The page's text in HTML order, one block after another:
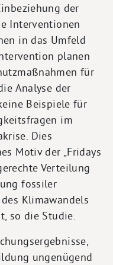
der
Interventionen
in das Umfeld
planen
für
Analyse der
Beispiele für
im
Dies
Motiv der „Fridays
Verteilung
fossiler
Klimawandels
so die Studie.
ungenügend